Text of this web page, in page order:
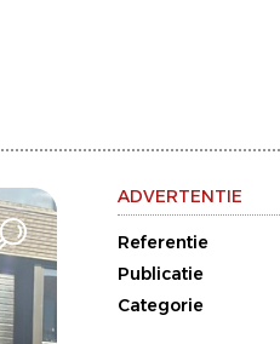
ADVERTENTIE
Referentie
Publicatie
Categorie